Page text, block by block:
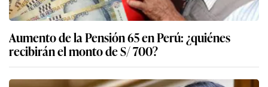
Aumento de la Pensión 65 en Perú: ¿quiénes
recibirán el monto de S/ 700?